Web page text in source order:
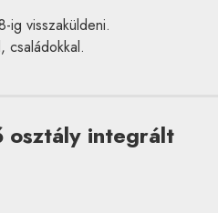
ig visszaküldeni.
családokkal.
osztály integrált